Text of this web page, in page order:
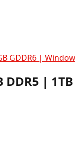
GDDR6 |
|